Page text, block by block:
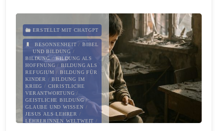
ERSTELLT MIT CHATGPT
BESONNENHEIT /BIBEL
UND BILDUNG /
BILDUNG/BILDUNG ALS
HOFFNUNG / BILDUNG ALS
REFUGIUM / BILDUNG FÜR
KINDER /BILDUNG IM
KRIEG / CHRISTLICHE
VERANTWORTUNG /
GEISTLICHE BILDUNG/
GLAUBE UND WISSEN /
JESUS ALS LEHRER /
LEHRERINNEN WELTWEIT /